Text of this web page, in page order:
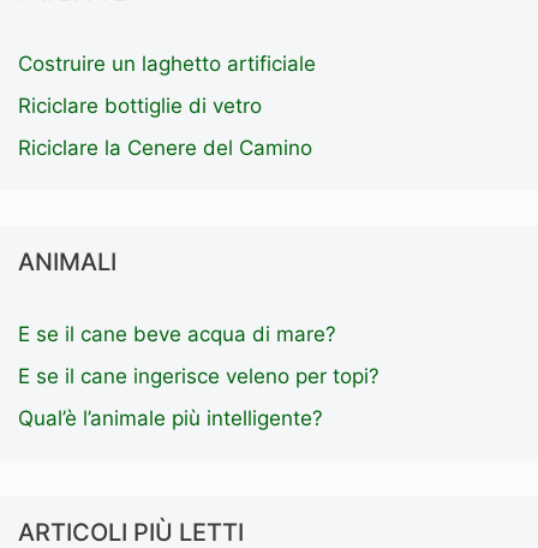
Costruire un laghetto artificiale
Riciclare bottiglie di vetro
Riciclare la Cenere del Camino
ANIMALI
E se il cane beve acqua di mare?
E se il cane ingerisce veleno per topi?
Qual’è l’animale più intelligente?
ARTICOLI PIÙ LETTI